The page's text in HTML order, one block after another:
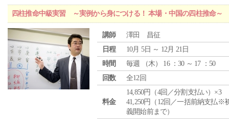
四柱推命中級実習 ～実例から身につける！ 本場・中国の四柱推命～
講師
澤田 昌征
日程
10月 5日 ～ 12月 21日
時間
毎週 （木） 16 ：30 ～ 17 ：50
回数
全12回
料金
14,850円（4回／分割支払い）×3
41,250円（12回／一括前納支払※
義開始前まで）